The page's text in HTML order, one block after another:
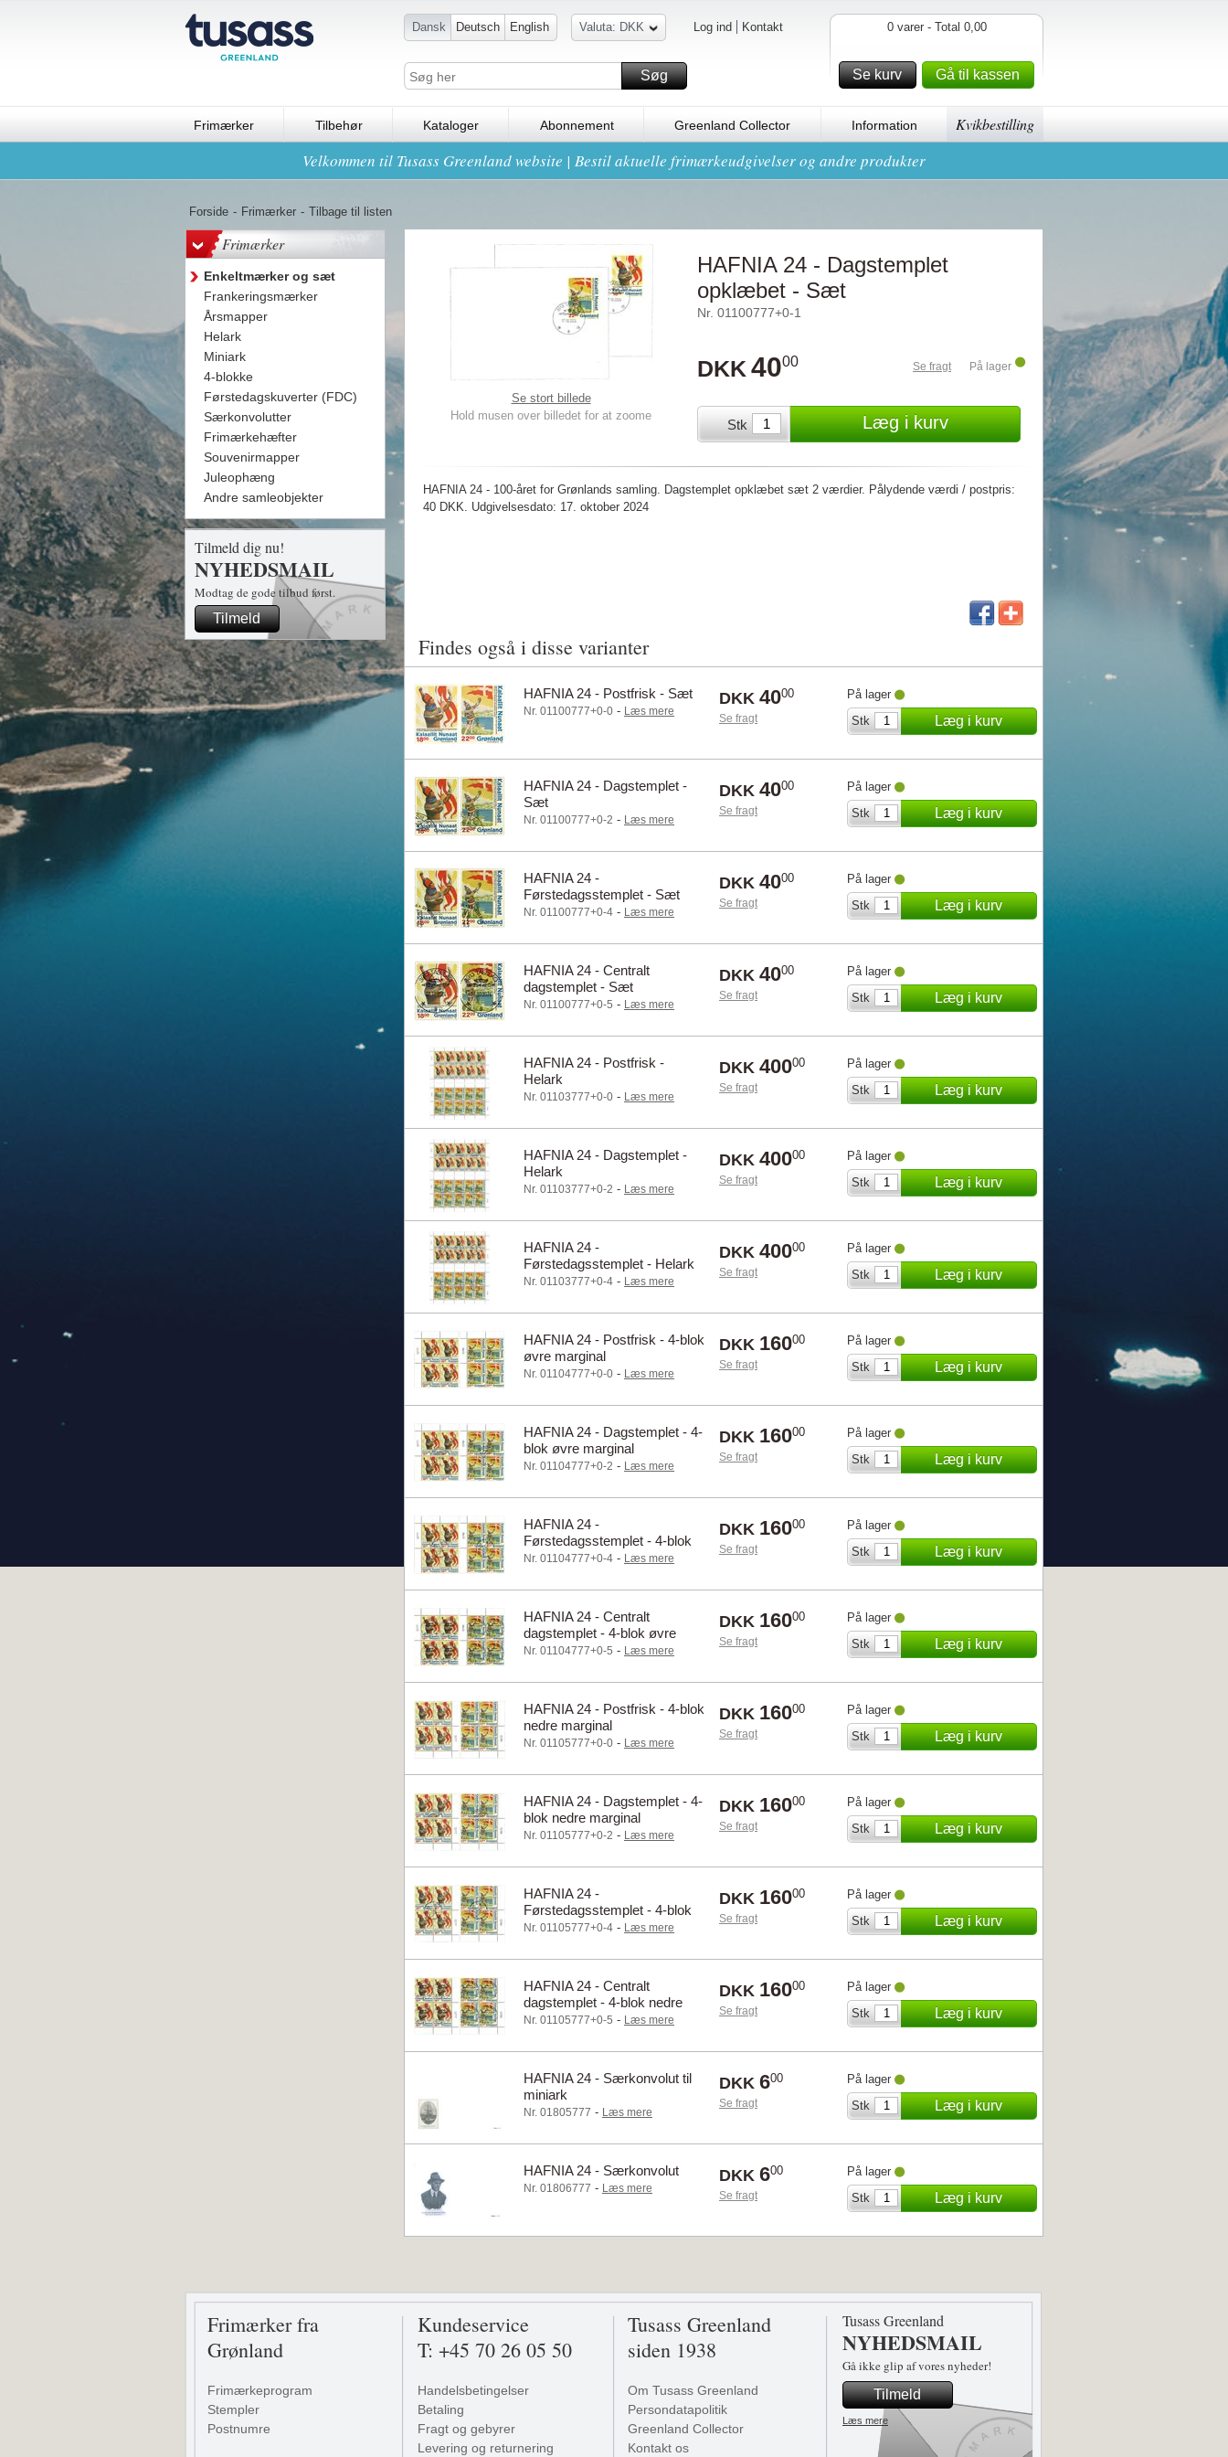
Dansk Deutsch English Valuta: DKK Log ind Kontakt
Søg
0 varer - Total 0,00
Se kurv Gå til kassen
Frimærker Tilbehør Kataloger Abonnement Greenland Collector Information Kvikbestilling
Velkommen til Tusass Greenland website | Bestil aktuelle frimærkeudgivelser og andre produkter
Forside - Frimærker - Tilbage til listen
Frimærker
Enkeltmærker og sæt
Frankeringsmærker
Årsmapper
Helark
Miniark
4-blokke
Førstedagskuverter (FDC)
Særkonvolutter
Frimærkehæfter
Souvenirmapper
Juleophæng
Andre samleobjekter
Tilmeld dig nu!
NYHEDSMAIL
Modtag de gode tilbud først.
Tilmeld
Se stort billede
Hold musen over billedet for at zoome
HAFNIA 24 - Dagstemplet
opklæbet - Sæt
Nr. 01100777+0-1
DKK 4000 Se fragt På lager
Stk Læg i kurv
HAFNIA 24 - 100-året for Grønlands samling. Dagstemplet opklæbet sæt 2 værdier. Pålydende værdi / postpris:
40 DKK. Udgivelsesdato: 17. oktober 2024
Findes også i disse varianter
HAFNIA 24 - Postfrisk - Sæt
Nr. 01100777+0-0 - Læs mere
DKK 4000
Se fragt
På lager
Stk
Læg i kurv
HAFNIA 24 - Dagstemplet -
Sæt
Nr. 01100777+0-2 - Læs mere
DKK 4000
Se fragt
På lager
Stk
Læg i kurv
HAFNIA 24 -
Førstedagsstemplet - Sæt
Nr. 01100777+0-4 - Læs mere
DKK 4000
Se fragt
På lager
Stk
Læg i kurv
HAFNIA 24 - Centralt
dagstemplet - Sæt
Nr. 01100777+0-5 - Læs mere
DKK 4000
Se fragt
På lager
Stk
Læg i kurv
HAFNIA 24 - Postfrisk -
Helark
Nr. 01103777+0-0 - Læs mere
DKK 40000
Se fragt
På lager
Stk
Læg i kurv
HAFNIA 24 - Dagstemplet -
Helark
Nr. 01103777+0-2 - Læs mere
DKK 40000
Se fragt
På lager
Stk
Læg i kurv
HAFNIA 24 -
Førstedagsstemplet - Helark
Nr. 01103777+0-4 - Læs mere
DKK 40000
Se fragt
På lager
Stk
Læg i kurv
HAFNIA 24 - Postfrisk - 4-blok
øvre marginal
Nr. 01104777+0-0 - Læs mere
DKK 16000
Se fragt
På lager
Stk
Læg i kurv
HAFNIA 24 - Dagstemplet - 4-
blok øvre marginal
Nr. 01104777+0-2 - Læs mere
DKK 16000
Se fragt
På lager
Stk
Læg i kurv
HAFNIA 24 -
Førstedagsstemplet - 4-blok
øvre marginal
Nr. 01104777+0-4 - Læs mere
DKK 16000
Se fragt
På lager
Stk
Læg i kurv
HAFNIA 24 - Centralt
dagstemplet - 4-blok øvre
marginal
Nr. 01104777+0-5 - Læs mere
DKK 16000
Se fragt
På lager
Stk
Læg i kurv
HAFNIA 24 - Postfrisk - 4-blok
nedre marginal
Nr. 01105777+0-0 - Læs mere
DKK 16000
Se fragt
På lager
Stk
Læg i kurv
HAFNIA 24 - Dagstemplet - 4-
blok nedre marginal
Nr. 01105777+0-2 - Læs mere
DKK 16000
Se fragt
På lager
Stk
Læg i kurv
HAFNIA 24 -
Førstedagsstemplet - 4-blok
nedre marginal
Nr. 01105777+0-4 - Læs mere
DKK 16000
Se fragt
På lager
Stk
Læg i kurv
HAFNIA 24 - Centralt
dagstemplet - 4-blok nedre
marginal
Nr. 01105777+0-5 - Læs mere
DKK 16000
Se fragt
På lager
Stk
Læg i kurv
HAFNIA 24 - Særkonvolut til
miniark
Nr. 01805777 - Læs mere
DKK 600
Se fragt
På lager
Stk
Læg i kurv
HAFNIA 24 - Særkonvolut
Nr. 01806777 - Læs mere
DKK 600
Se fragt
På lager
Stk
Læg i kurv
Frimærker fra
Grønland
Frimærkeprogram
Stempler
Postnumre
Kundeservice
T: +45 70 26 05 50
Handelsbetingelser
Betaling
Fragt og gebyrer
Levering og returnering
Tusass Greenland
siden 1938
Om Tusass Greenland
Persondatapolitik
Greenland Collector
Kontakt os
Tusass Greenland
NYHEDSMAIL
Gå ikke glip af vores nyheder!
Tilmeld
Læs mere